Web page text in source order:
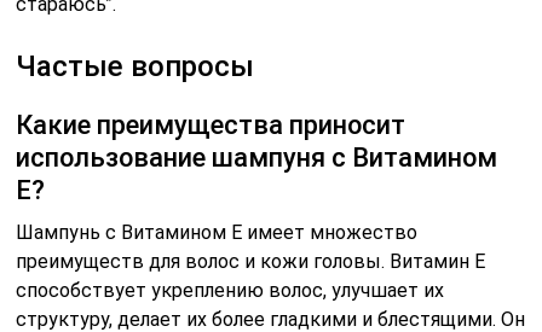
Частые вопросы
Какие преимущества приносит
использование шампуня с Витамином
Е?
Шампунь с Витамином Е имеет множество
преимуществ для волос и кожи головы. Витамин Е
способствует укреплению волос, улучшает их
структуру, делает их более гладкими и блестящими. Он